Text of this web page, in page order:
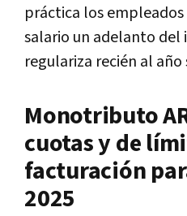
práctica los empleados
salario un adelanto del
regulariza recién al año
Monotributo
cuotas y de
facturación
2025